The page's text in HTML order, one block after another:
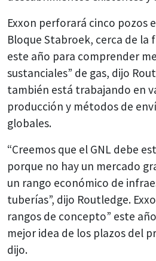
Exxon perforará cinco pozos
Bloque Stabroek, cerca de la
este año para comprender
sustanciales” de gas, dijo
también está trabajando en
producción y métodos de
globales.
“Creemos que el GNL debe
porque no hay un mercado
un rango económico de
tuberías”, dijo Routledge.
rangos de concepto” este
mejor idea de los plazos del
dijo.